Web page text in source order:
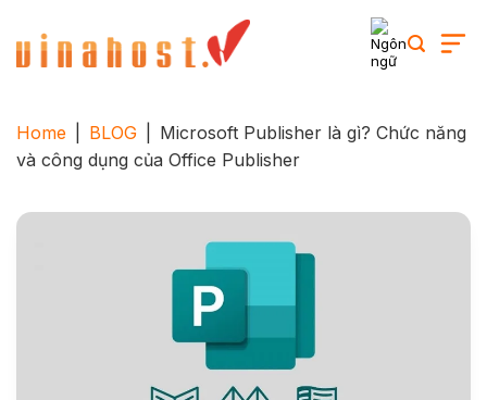
content
Home BLOG
Microsoft Publisher là gì? Chức năng
và công dụng của Office Publisher